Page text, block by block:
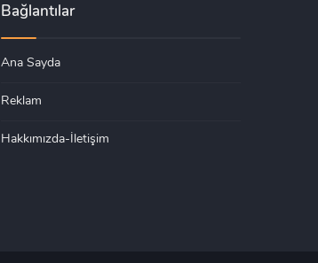
Bağlantılar
Ana Sayda
Reklam
Hakkımızda-İletişim